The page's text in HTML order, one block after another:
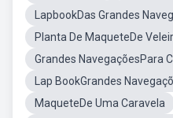
LapbookDas Grandes
Planta De MaqueteDe
Grandes NavegaçõesPara
Lap BookGrandes
MaqueteDe Uma Caravela